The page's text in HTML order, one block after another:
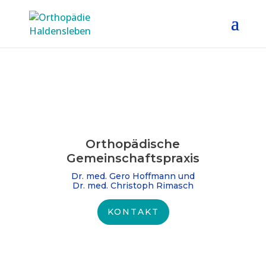
Orthopädische
Gemeinschafts­praxis
Dr. med. Gero Hoffmann und
Dr. med. Christoph Rimasch
KONTAKT